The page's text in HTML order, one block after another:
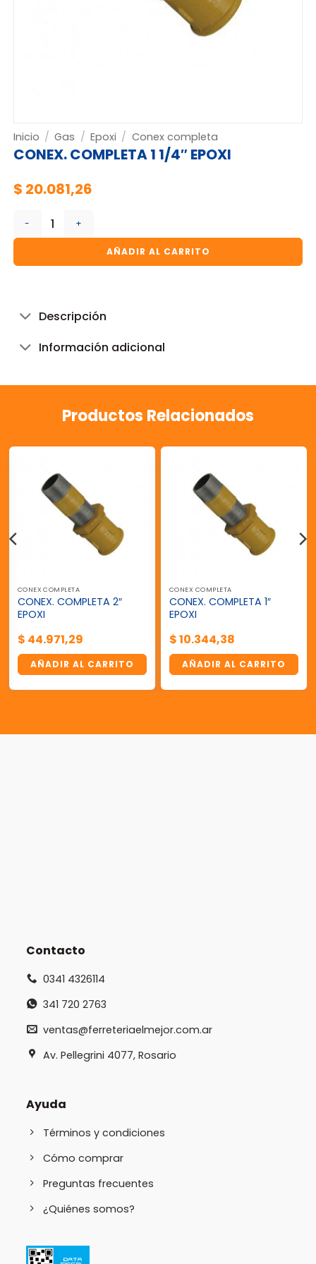
Inicio / Gas / Epoxi / Conex completa
CONEX. COMPLETA 1 1/4″ EPOXI
$ 20.081,26
CONEX. COMPLETA 1 1/4" EPOXI cantidad
AÑADIR AL CARRITO
Descripción
Información adicional
Productos Relacionados
CONEX COMPLETA
CONEX. COMPLETA 2″
EPOXI
$ 44.971,29
AÑADIR AL CARRITO
CONEX COMPLETA
CONEX. COMPLETA 1″
EPOXI
$10.344,38
AÑADIR AL CARRITO
Contacto
0341 4326114
341 720 2763
ventas@ferreteriaelmejor.com.ar
Av. Pellegrini 4077, Rosario
Ayuda
Términos y condiciones
Cómo comprar
Preguntas frecuentes
¿Quiénes somos?